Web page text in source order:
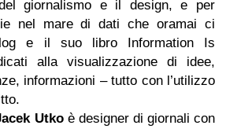
giornalismo e il design, e per
nel mare di dati che oramai ci
e il suo libro Information Is
alla visualizzazione di idee,
informazioni – tutto con l’utilizzo
Utkoè designer di giornali con